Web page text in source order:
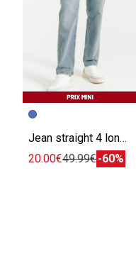
Jean straight 4 longueurs
20.00€49.99€-60%